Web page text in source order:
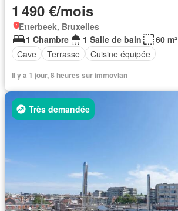
1 490 €/mois
Etterbeek, Bruxelles
1 Chambre
1 Salle de bain
60 m²
Cave
Terrasse Cuisine équipée
Il y a 1 jour, 8 heures sur immovlan
Très demandée